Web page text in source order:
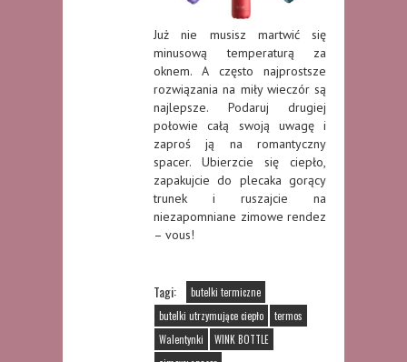
Już nie musisz martwić się
minusową temperaturą za
oknem. A często najprostsze
rozwiązania na miły wieczór są
najlepsze. Podaruj drugiej
połowie całą swoją uwagę i
zaproś ją na romantyczny
spacer. Ubierzcie się ciepło,
zapakujcie do plecaka gorący
trunek i ruszajcie na
niezapomniane zimowe rendez
– vous!
Tagi:
butelki termiczne
butelki utrzymujące ciepło
termos
Walentynki
WINK BOTTLE